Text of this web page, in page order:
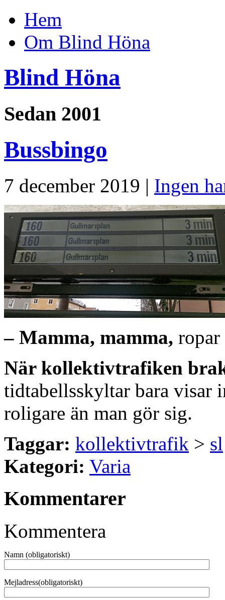
Hem
Om Blind Höna
Blind Höna
Sedan 2001
Bussbingo
7 december 2019 | Ingen
– Mamma, mamma,
När kollektivtrafiken
tidtabellsskyltar bara visar
roligare än man gör sig.
Taggar: kollektivtrafik > sl
Kategori: Varia
Kommentarer
Kommentera
Namn (obligatoriskt)
Mejladress(obligatoriskt)